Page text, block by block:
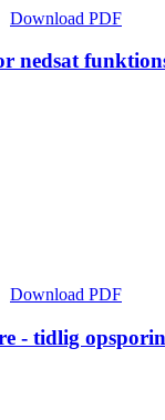
Download PDF
nedsat
Download PDF
- tidlig